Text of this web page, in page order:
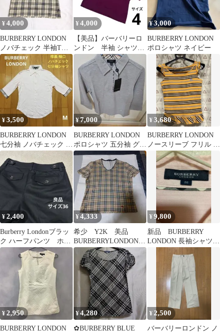
¥4,000
BURBERRY LONDON
ノバチェック 半袖Tシ
ャツ レディース サ
イズM
¥ 4,000
【美品】バーバリーロ
ンドン 半袖 シャツド
ッキング カットソー サ
イズ4 M
¥3,000
BURBERRY LONDON
ポロシャツ ネイビー
¥3,500
BURBERRY LONDON
七分袖 ノバチェック シ
ャツ バーバリー
¥7,000
BURBERRY LONDON
ポロシャツ 五分袖 グレ
ー M 新品未使用
¥3,680
BURBERRY LONDON
ノースリーブ フリル ボ
ーダー
¥2,400
Burberry Londonブラッ
ク ハーフパンツ ホー
ス刺繍ロゴ サイズ36
¥4,333
希少 Y2K 美品
BURBERRYLONDONノ
バチェック半袖カット
ソーM
¥9,800
新品 BURBERRY
LONDON 長袖シャツ
ピンク サイズ38
¥2,950
BURBERRY LONDON
¥4,280
✿BURBERRY BLUE
¥2,500
バーバリーロンドン ノ